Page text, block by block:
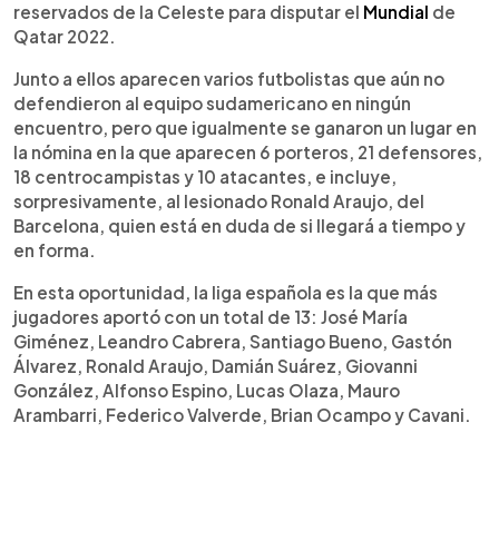
reservados de la Celeste para disputar el Mundial de
Qatar 2022.
Junto a ellos aparecen varios futbolistas que aún no
defendieron al equipo sudamericano en ningún
encuentro, pero que igualmente se ganaron un lugar en
la nómina en la que aparecen 6 porteros, 21 defensores,
18 centrocampistas y 10 atacantes, e incluye,
sorpresivamente, al lesionado Ronald Araujo, del
Barcelona, quien está en duda de si llegará a tiempo y
en forma.
En esta oportunidad, la liga española es la que más
jugadores aportó con un total de 13: José María
Giménez, Leandro Cabrera, Santiago Bueno, Gastón
Álvarez, Ronald Araujo, Damián Suárez, Giovanni
González, Alfonso Espino, Lucas Olaza, Mauro
Arambarri, Federico Valverde, Brian Ocampo y Cavani.